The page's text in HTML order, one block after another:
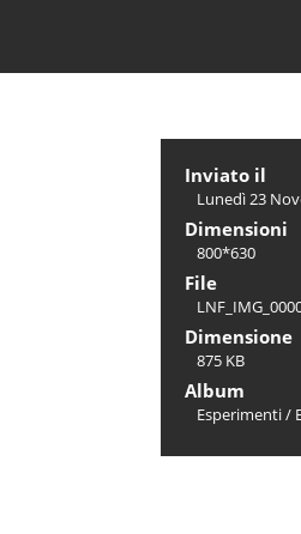
Inviato il
Lunedì 23
Dimensioni
800*630
File
Dimensione
875 KB
Album
Esperimenti/